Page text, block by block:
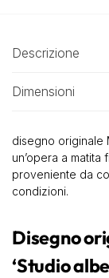
Descrizione
Dimensioni
disegno originale
un’opera a
proveniente da
condizioni.
Disegno
‘Studio